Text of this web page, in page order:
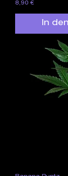
Preis
8,90 €
In